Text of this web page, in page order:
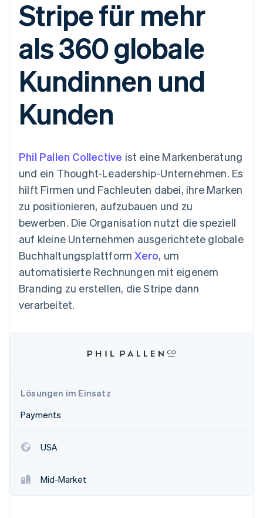
Zugriff auf mehr als
125
Zahlungen vor Ort
Authorization
Optimierung der
Autorisierungsraten
Beschleunigter
Bezahlvorgang
Verbundene
Datensynchronisierung
Mehr
Product roadmap
Ausblick
Radar
Betrugsprävention
Atlas
Start-up-Gründung
Online-Identitätsprüfung
Geldmanagement
Plattformen
SaaS
Nach Branche
Creator Economy
Gaming
Versicherungen
Unterhaltung
Gemeinnützige
Organisationen
Fachdienstleistungen
Öffentlicher Sektor
Einzelhandel
Ecosystem
Partner
Marktplatz auf
Grundlagen der
Abonnementverwaltung
So setzen Sie
nutzungsbasierte
Abrechnung um
Stablecoin-gestützte
Karten ausgeben: So
Bereitstellung und
Verwaltung von
App-Integrationen
Code-Beispiele
Entwickler-Blog
API-Status
Produkt-Roadmap
Stripe Sessions
Karriere
Newsroom
Stripe Press
Sales-Team
Stripe für mehr
als 360 globale
Kundinnen und
Kunden
Phil Pallen Collective ist eine Markenberatung
und ein Thought-Leadership-Unternehmen. Es
hilft Firmen und Fachleuten dabei, ihre Marken
zu positionieren, aufzubauen und zu
bewerben. Die Organisation nutzt die speziell
auf kleine Unternehmen ausgerichtete globale
BuchhaltungsplattformXero, um
automatisierte Rechnungen mit eigenem
Branding zu erstellen, die Stripe dann
verarbeitet.
Lösungen im Einsatz
Payments
USA
Mid-Market